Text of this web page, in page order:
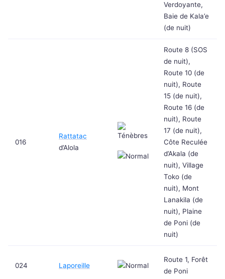
Verdoyante,
Baie de Kala’e
(de nuit)
016
Rattatac
d’Alola
Route 8 (SOS
de nuit),
Route 10 (de
nuit), Route
15 (de nuit),
Route 16 (de
nuit), Route
17 (de nuit),
Côte Reculée
d’Akala (de
nuit), Village
Toko (de
nuit), Mont
Lanakila (de
nuit), Plaine
de Poni (de
nuit)
024 Laporeille
Route 1, Forêt
de Poni